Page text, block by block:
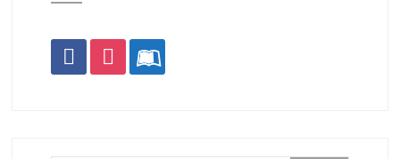
facebookinstagramleanpub